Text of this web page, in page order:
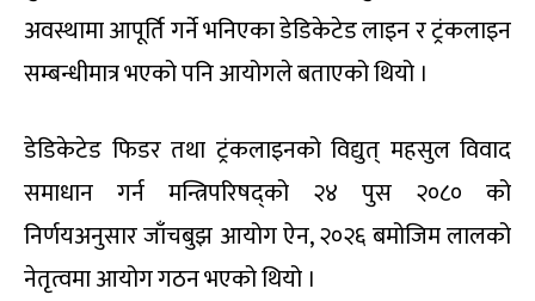
अवस्थामा आपूर्ति गर्ने भनिएका डेडिकेटेड लाइन र ट्रंकलाइन
सम्बन्धीमात्र भएको पनि आयोगले बताएको थियो ।
डेडिकेटेड फिडर तथा ट्रंकलाइनको विद्युत् महसुल विवाद
समाधान गर्न मन्त्रिपरिषद्को २४ पुस २०८० को
निर्णयअनुसार जाँचबुझ आयोग ऐन, २०२६ बमोजिम लालको
नेतृत्वमा आयोग गठन भएको थियो ।